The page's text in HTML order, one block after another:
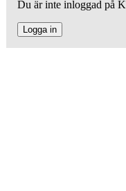
Du är inte inloggad på
Logga in